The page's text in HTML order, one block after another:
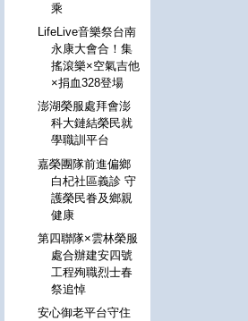
乘
LifeLive音樂祭台南
永康大會合！集
搖滾樂×空氣吉他
×捐血328登場
澎湖榮服處拜會澎
科大鏈結榮民就
學職訓平台
嘉榮團隊前進偏鄉
白杞社區義診 守
護榮民眷及鄉親
健康
第四聯隊×雲林榮服
處合辦建安四號
工程殉職烈士春
祭追悼
安心御老平台守住